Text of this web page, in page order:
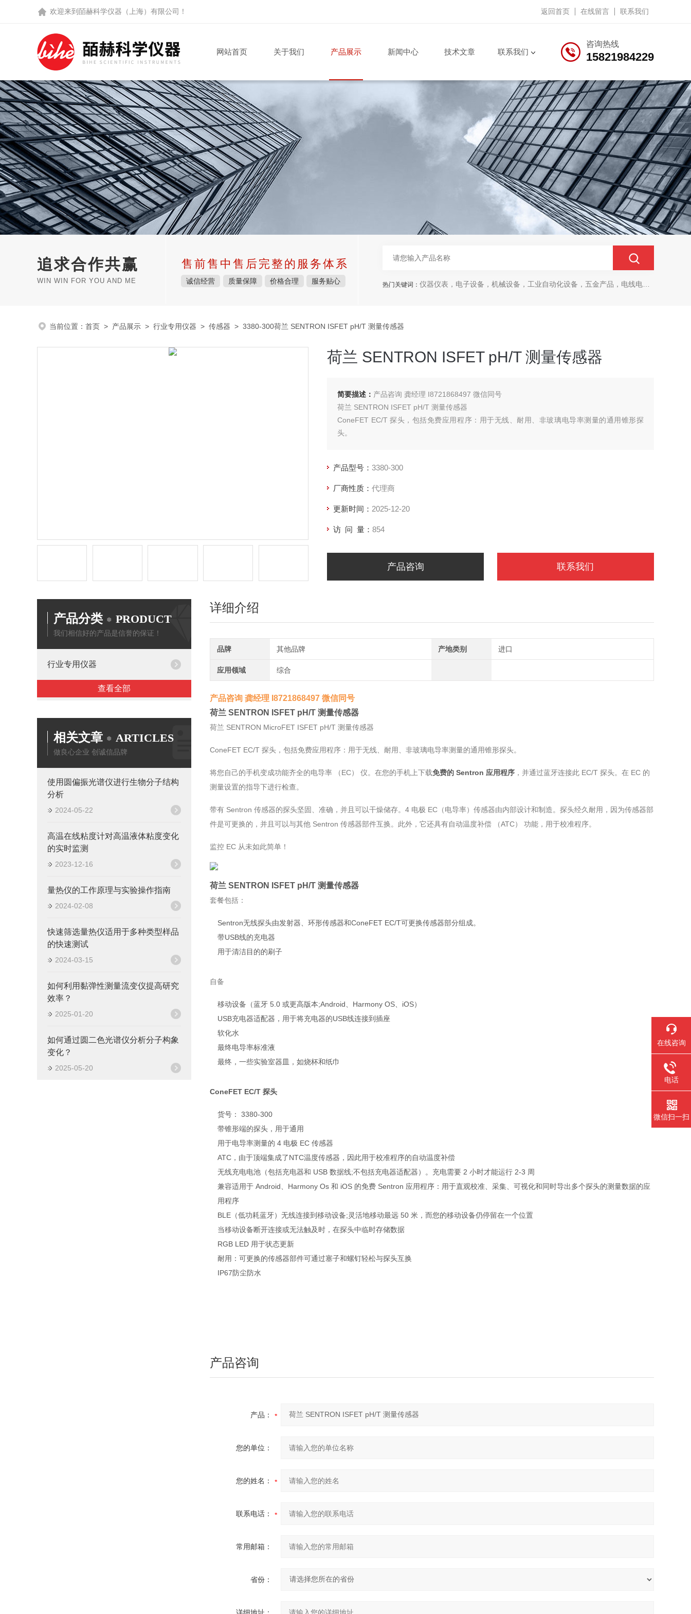
欢迎来到 皕赫科学仪器（上海）有限公司 ！ 返回首页 在线留言 联系我们
咨询热线
15821984229
网站首页 关于我们 产品展示 新闻中心 技术文章 联系我们
追求合作共赢
WIN WIN FOR YOU AND ME
售前售中售后完整的服务体系
诚信经营 质量保障 价格合理 服务贴心 热门关键词： 仪器仪表，电子设备，机械设备，工业自动化设备，五金产品，电线电缆，金属材料，电子
当前位置： 首页 > 产品展示 > 行业专用仪器 > 传感器 > 3380-300荷兰 SENTRON ISFET pH/T 测量传感器
荷兰 SENTRON ISFET pH/T 测量传感器
简要描述： 产品咨询 龚经理 I8721868497 微信同号
荷兰 SENTRON ISFET pH/T 测量传感器
ConeFET EC/T 探头，包括免费应用程序：用于无线、耐用、非玻璃电导率测量的通用锥形探
头。
产品型号： 3380-300
厂商性质： 代理商
更新时间： 2025-12-20
访 问 量： 854
产品咨询 联系我们
产品分类 PRODUCT
我们相信好的产品是信誉的保证！
行业专用仪器
查看全部
相关文章 ARTICLES
做良心企业 创诚信品牌
使用圆偏振光谱仪进行生物分子结构
分析
2024-05-22
高温在线粘度计对高温液体粘度变化
的实时监测
2023-12-16
量热仪的工作原理与实验操作指南
2024-02-08
快速筛选量热仪适用于多种类型样品
的快速测试
2024-03-15
如何利用黏弹性测量流变仪提高研究
效率？
2025-01-20
如何通过圆二色光谱仪分析分子构象
变化？
2025-05-20
详细介绍
品牌 其他品牌 产地类别 进口
应用领域 综合
产品咨询 龚经理 I8721868497 微信同号
荷兰 SENTRON ISFET pH/T 测量传感器
荷兰 SENTRON MicroFET ISFET pH/T 测量传感器
ConeFET EC/T 探头，包括免费应用程序：用于无线、耐用、非玻璃电导率测量的通用锥形探头。
将您自己的手机变成功能齐全的电导率 （EC） 仪。在您的手机上下载免费的 Sentron 应用程序 ，并通过蓝牙连接此 EC/T 探头。在 EC 的
测量设置的指导下进行检查。
带有 Sentron 传感器的探头坚固、准确，并且可以干燥储存。4 电极 EC（电导率）传感器由内部设计和制造。探头经久耐用，因为传感器部
件是可更换的，并且可以与其他 Sentron 传感器部件互换。此外，它还具有自动温度补偿 （ATC） 功能，用于校准程序。
监控 EC 从未如此简单！
荷兰 SENTRON ISFET pH/T 测量传感器
套餐包括：
Sentron无线探头由发射器、环形传感器和ConeFET EC/T可更换传感器部分组成。
带USB线的充电器
用于清洁目的的刷子
自备
移动设备（蓝牙 5.0 或更高版本;Android、Harmony OS、iOS）
USB充电器适配器，用于将充电器的USB线连接到插座
软化水
最终电导率标准液
最终，一些实验室器皿，如烧杯和纸巾
ConeFET EC/T 探头
货号： 3380-300
带锥形端的探头，用于通用
用于电导率测量的 4 电极 EC 传感器
ATC，由于顶端集成了NTC温度传感器，因此用于校准程序的自动温度补偿
无线充电电池（包括充电器和 USB 数据线;不包括充电器适配器）。充电需要 2 小时才能运行 2-3 周
兼容适用于 Android、Harmony Os 和 iOS 的免费 Sentron 应用程序：用于直观校准、采集、可视化和同时导出多个探头的测量数据的应
用程序
BLE（低功耗蓝牙）无线连接到移动设备;灵活地移动最远 50 米，而您的移动设备仍停留在一个位置
当移动设备断开连接或无法触及时，在探头中临时存储数据
RGB LED 用于状态更新
耐用：可更换的传感器部件可通过塞子和螺钉轻松与探头互换
IP67防尘防水
产品咨询
产品：
您的单位：
您的姓名：
联系电话：
常用邮箱：
省份：
在线咨询
电话
微信扫一扫